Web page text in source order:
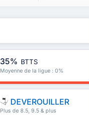
35% BTTS
Moyenne de la ligue : 0%
DEVEROUILLER
Plus de 8.5, 9.5 & plus